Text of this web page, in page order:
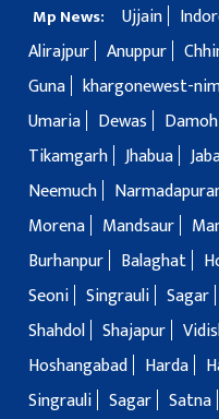
Mp News: Ujjain
Alirajpur Anuppur
Guna khargonewest-
Umaria
Dewas Damoh
Tikamgarh Jhabua
Neemuch
Morena
Mandsaur
Burhanpur
Balaghat
Seoni Singrauli Sagar
Shahdol Shajapur
Hoshangabad
Harda
Singrauli Sagar Satna